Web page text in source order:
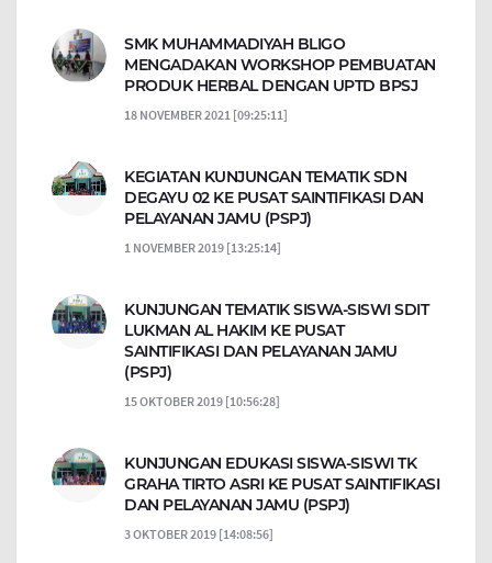
SMK MUHAMMADIYAH BLIGO
MENGADAKAN WORKSHOP PEMBUATAN
PRODUK HERBAL DENGAN UPTD BPSJ
18 NOVEMBER 2021 [09:25:11]
KEGIATAN KUNJUNGAN TEMATIK SDN
DEGAYU 02 KE PUSAT SAINTIFIKASI DAN
PELAYANAN JAMU (PSPJ)
1 NOVEMBER 2019 [13:25:14]
KUNJUNGAN TEMATIK SISWA-SISWI SDIT
LUKMAN AL HAKIM KE PUSAT
SAINTIFIKASI DAN PELAYANAN JAMU
(PSPJ)
15 OKTOBER 2019 [10:56:28]
KUNJUNGAN EDUKASI SISWA-SISWI TK
GRAHA TIRTO ASRI KE PUSAT SAINTIFIKASI
DAN PELAYANAN JAMU (PSPJ)
3 OKTOBER 2019 [14:08:56]